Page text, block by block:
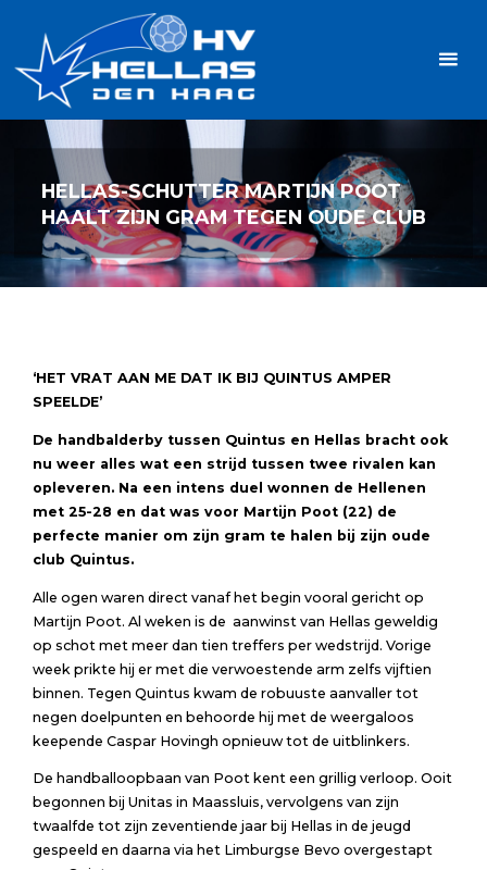
inhoud
HELLAS-SCHUTTER MARTIJN POOT
HAALT ZIJN GRAM TEGEN OUDE CLUB
‘HET VRAT AAN ME DAT IK BIJ QUINTUS AMPER
SPEELDE’
De handbalderby tussen Quintus en Hellas bracht ook
nu weer alles wat een strijd tussen twee rivalen kan
opleveren. Na een intens duel wonnen de Hellenen
met 25-28 en dat was voor Martijn Poot (22) de
perfecte manier om zijn gram te halen bij zijn oude
club Quintus.
Alle ogen waren direct vanaf het begin vooral gericht op
Martijn Poot. Al weken is de aanwinst van Hellas geweldig
op schot met meer dan tien treffers per wedstrijd. Vorige
week prikte hij er met die verwoestende arm zelfs vijftien
binnen. Tegen Quintus kwam de robuuste aanvaller tot
negen doelpunten en behoorde hij met de weergaloos
keepende Caspar Hovingh opnieuw tot de uitblinkers.
De handballoopbaan van Poot kent een grillig verloop. Ooit
begonnen bij Unitas in Maassluis, vervolgens van zijn
twaalfde tot zijn zeventiende jaar bij Hellas in de jeugd
gespeeld en daarna via het Limburgse Bevo overgestapt